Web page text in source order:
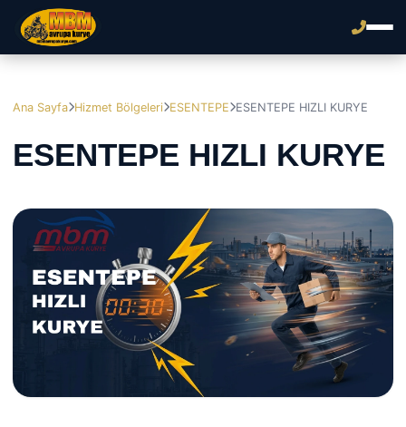
Ana Sayfa Hizmet Bölgeleri ESENTEPE ESENTEPE HIZLI KURYE
ESENTEPE HIZLI KURYE